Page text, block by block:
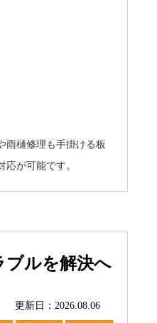
雨樋修理も手掛ける板
が可能です。
ブルを解決へ
更新日：2026.08.06